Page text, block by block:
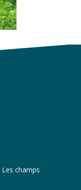
Les champs